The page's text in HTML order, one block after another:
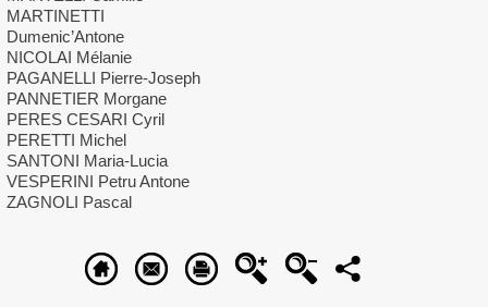
MARTINETTI
Dumenic’Antone
NICOLAI Mélanie
PAGANELLI Pierre-Joseph
PANNETIER Morgane
PERES CESARI Cyril
PERETTI Michel
SANTONI Maria-Lucia
VESPERINI Petru Antone
ZAGNOLI Pascal